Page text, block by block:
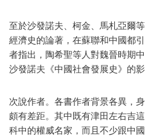
至於沙發諾夫、柯金、馬札亞爾
經濟史的論著，在蘇聯和中國都
者指出，陶希聖等人對魏晉時期
沙發諾夫《中國社會發展史》的影
次說作者。各書作者背景各異，
頗有差距。其中既有津田左右吉
科中的權威名家，而且不少跟中